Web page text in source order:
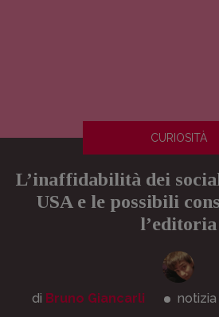
CURIOSITÀ
L’inaffidabilità dei
USA e le possibili
l’editoria
di Bruno Giancarli